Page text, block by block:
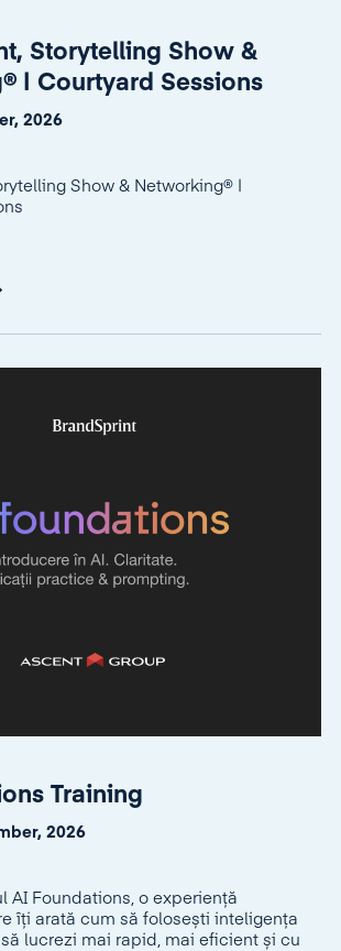
Storytelling Show &
| Courtyard Sessions
2026
Show & Networking® |
Training
2026
AI Foundations, o experiență
îți arată cum să folosești inteligența
lucrezi mai rapid, mai eficient și cu